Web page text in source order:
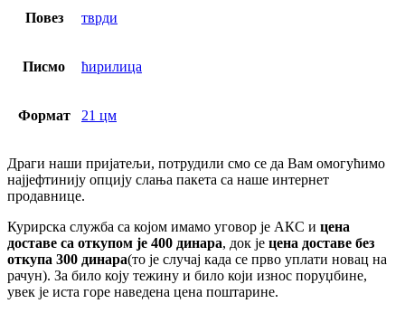
Повез тврди
Писмо ћирилица
Формат 21 цм
Драги наши пријатељи, потрудили смо се да Вам омогућимо
најјефтинију опцију слања пакета са наше интернет
продавнице.
Курирска служба са којом имамо уговор је АКС и цена
доставе са откупом је 400 динара, док је цена доставе без
откупа 300 динара(то је случај када се прво уплати новац на
рачун). За било коју тежину и било који износ поруџбине,
увек је иста горе наведена цена поштарине.